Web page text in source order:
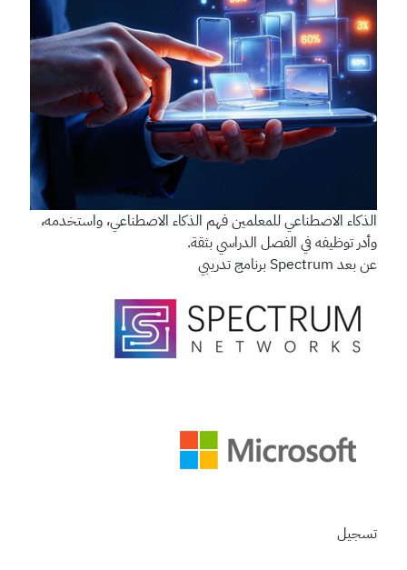
الذكاء الاصطناعي للمعلمينفهم الذكاء الاصطناعي، واستخدمه،
وأدر توظيفه في الفصل الدراسي بثقة.
عن بعد Spectrum برنامج تدريبي
تسجيل